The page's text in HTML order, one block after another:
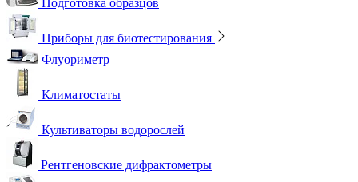
Подготовка образцов
Приборы для биотестирования
Флуориметр
Климатостаты
Культиваторы водорослей
Рентгеновские дифрактометры